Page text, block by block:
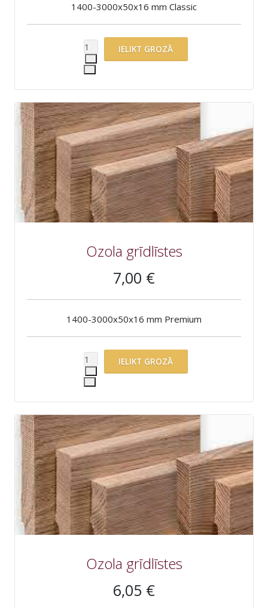
1400-3000x50x16 mm Classic
Ozola grīdlīstes
7,00 €
1400-3000x50x16 mm Premium
Ozola grīdlīstes
6,05 €